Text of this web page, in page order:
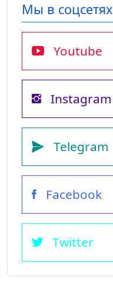
Мы в соцсетях
Youtube
Instagram
Telegram
Facebook
Twitter